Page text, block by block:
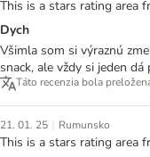
This is a stars rating area
Dych
Všimla som si výraznú
snack, ale vždy si jeden dá
Táto recenzia bola
21. 01. 25 | Rumunsko
This is a stars rating area